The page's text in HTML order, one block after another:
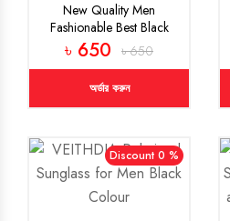
New Quality Men
Fashionable Best Black
Driving Sunglasses New
Classic Round Shape Best
Design Fashion sunglasses
৳ 650 ৳ 650
অর্ডার করুন
Discount 0 %